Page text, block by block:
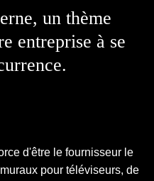
un thème
entreprise à se
d'être le fournisseur le
pour téléviseurs, de